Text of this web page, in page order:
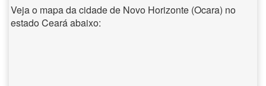
Veja o mapa da cidade de Novo Horizonte (Ocara) no
estado Ceará abaixo: